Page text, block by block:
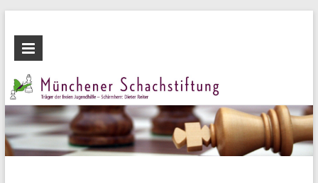
Inhalt
wechseln
Münchener
Schachstiftung
Fördern
durch
Schach